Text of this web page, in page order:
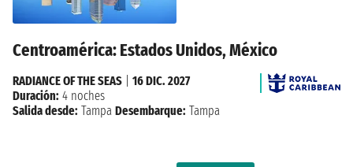
Centroamérica: Estados Unidos, México
RADIANCE OF THE SEAS
16 DIC. 2027
Duración: 4 noches
Salida desde: Tampa Desembarque: Tampa